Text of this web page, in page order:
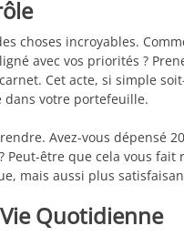
choses incroyables.
avec vos priorités ?
Cet acte, si simple
dans votre portefeuille.
Avez-vous dépensé
Peut-être que cela vous fait
mais aussi plus
Quotidienne